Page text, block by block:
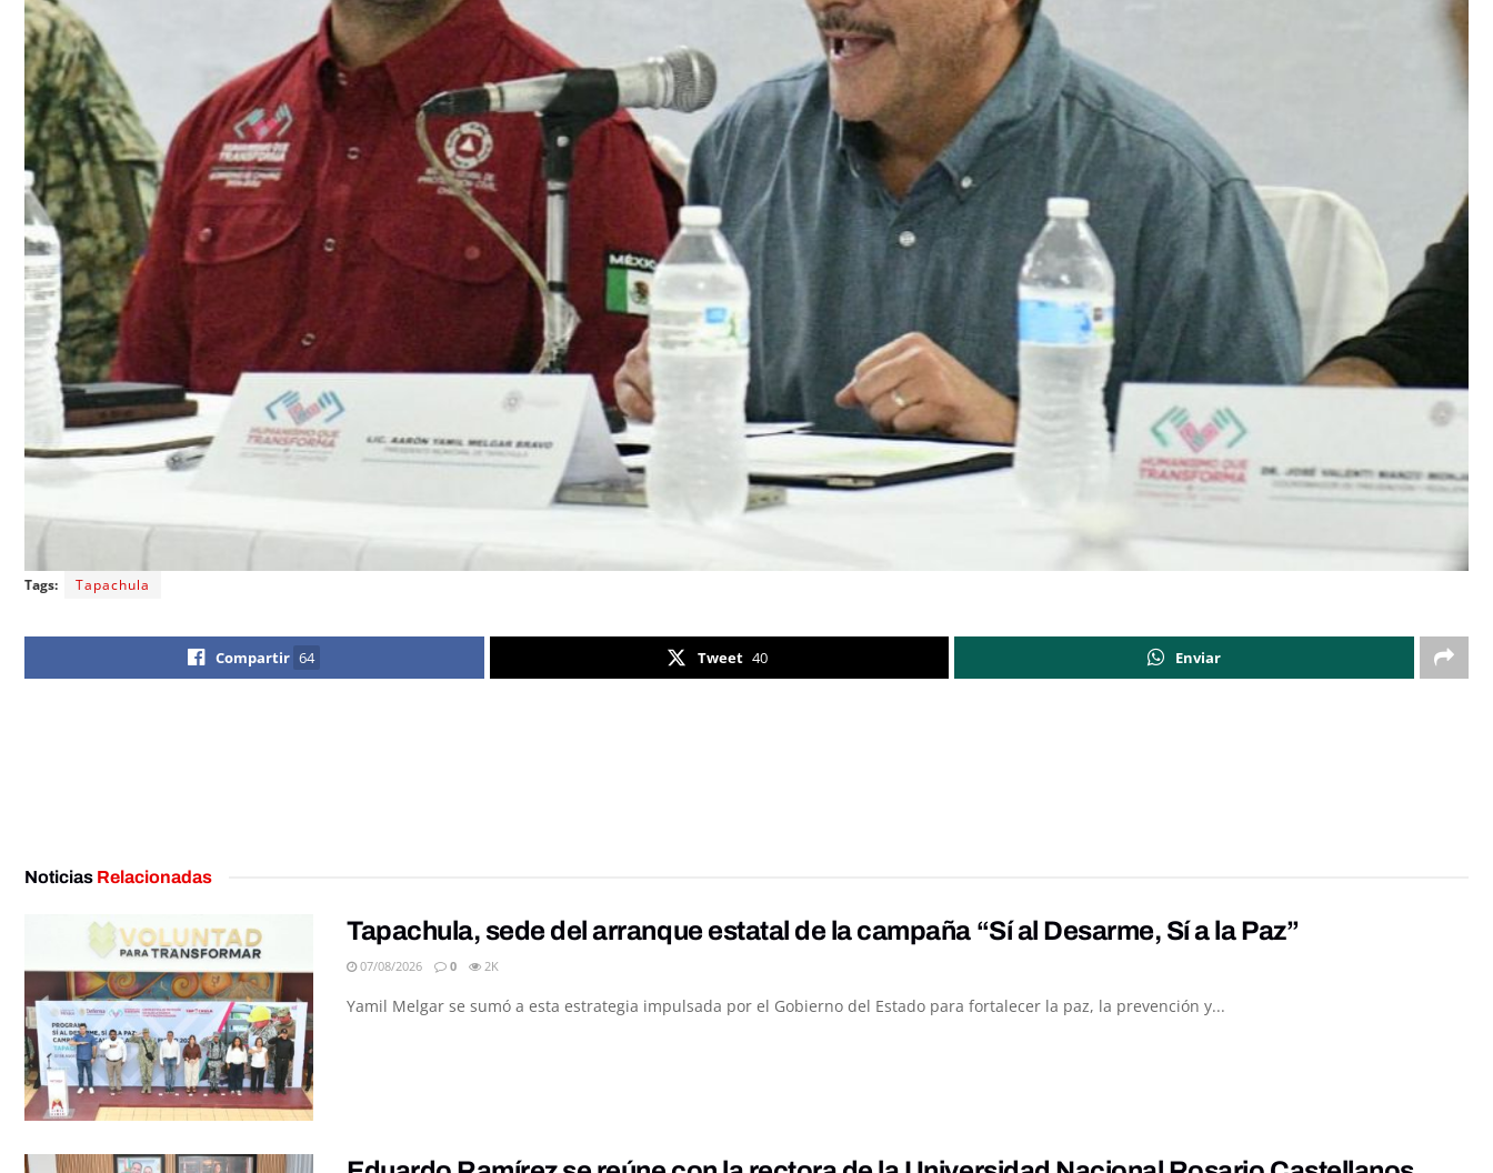
Tags: Tapachula
Compartir 64 Tweet 40 Enviar
Noticias Relacionadas
Tapachula, sede del arranque estatal de la campaña “Sí al Desarme, Sí a la Paz”
07/08/2026 0 2K
Yamil Melgar se sumó a esta estrategia impulsada por el Gobierno del Estado para fortalecer la paz, la prevención y...